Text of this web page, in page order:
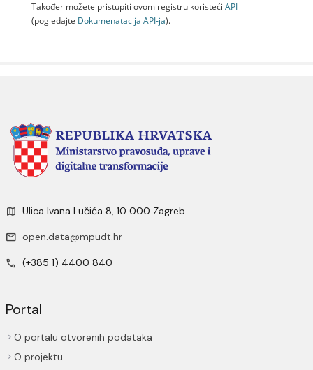
Također možete pristupiti ovom registru koristeći API
(pogledajte Dokumenаtаcijа API-jа).